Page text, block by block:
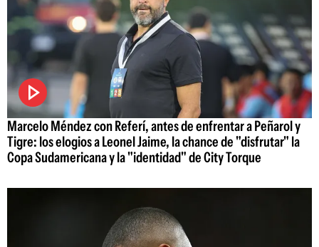
Marcelo Méndez con Referí, antes de enfrentar a Peñarol y
Tigre: los elogios a Leonel Jaime, la chance de "disfrutar" la
Copa Sudamericana y la "identidad" de City Torque